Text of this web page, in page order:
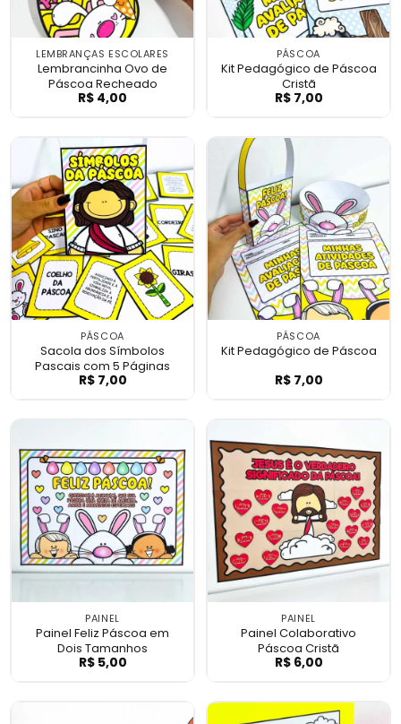
LEMBRANÇAS ESCOLARES
Lembrancinha Ovo de
Páscoa Recheado
Lembrancinha Ovo de Páscoa Recheado
R$ 4,00
PÁSCOA
Kit Pedagógico de Páscoa
Cristã
Kit Pedagógico
R$7,00
PÁSCOA
Sacola dos Símbolos
Pascais com 5 Páginas
Sacola dos Símbolos Pascais com 5
R$7,00
PÁSCOA
Kit Pedagógico de Páscoa
Kit Pedagógico
R$7,00
PAINEL
Painel Feliz Páscoa em
Dois Tamanhos
Painel Feliz Páscoa em Dois Tamanhos
R$5,00
PAINEL
Painel Colaborativo
Páscoa Cristã
Painel
R$6,00